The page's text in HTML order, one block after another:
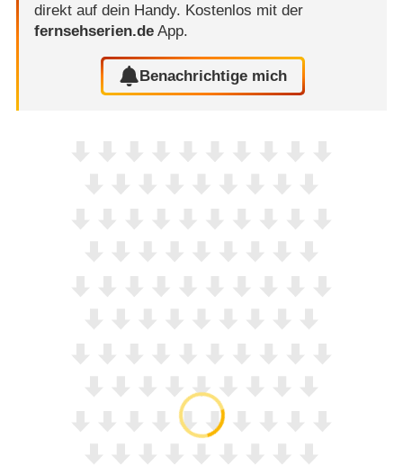
direkt auf dein Handy. Kostenlos mit der
fernsehserien.deApp.
Benachrichtige mich